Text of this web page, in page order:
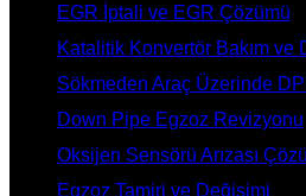
EGR İptali ve EGR Çözümü
Katalitik Konvertör Bakım ve
Sökmeden Araç Üzerinde
Down Pipe Egzoz Revizyonu
Oksijen Sensörü Arızası
Egzoz Tamiri ve Değişimi